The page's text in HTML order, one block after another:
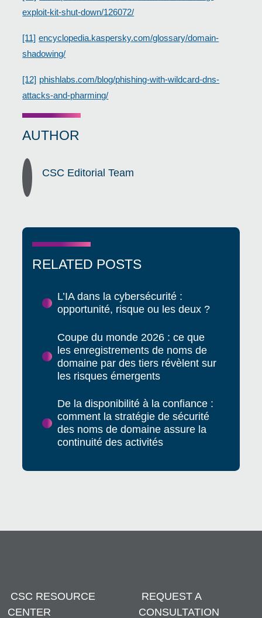
exploit-kit-shut-down/126072/
[11] encyclopedia.kaspersky.com/glossary/domain-
shadowing/
[12] phishlabs.com/blog/phishing-with-wildcard-dns-
attacks-and-pharming/
AUTHOR
CSC Editorial Team
RELATED POSTS
L’IA dans la cybersécurité :
opportunité, risque ou les deux ?
Coupe du monde 2026 : ce que
les enregistrements de noms de
domaine par des tiers révèlent sur
les risques émergents
De la disponibilité à la confiance :
comment la stratégie de sécurité
des noms de domaine assure la
continuité des activités
CSC RESOURCE
CENTER
REQUEST A
CONSULTATION